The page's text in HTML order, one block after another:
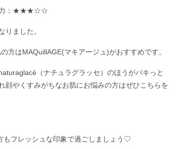
力：★★★☆☆
りました。
方はMAQuillAGE(マキアージュ)がおすすめです。
（ナチュラグラッセ）のほうがパキっと
顔やくすみがちなお肌にお悩みの方はぜひこちらを
もフレッシュな印象で過ごしましょう♡